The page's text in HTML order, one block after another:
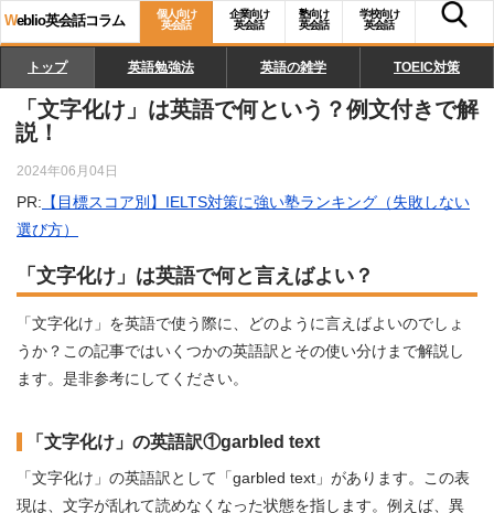
Weblio英会話コラム
個人向け
英会話
企業向け
英会話
塾向け
英会話
学校向け
英会話
トップ 英語勉強法 英語の雑学 TOEIC対策
「文字化け」は英語で何という？例文付きで解
説！
2024年06月04日
PR: 【目標スコア別】IELTS対策に強い塾ランキング（失敗しない
選び方）
「文字化け」は英語で何と言えばよい？
「文字化け」を英語で使う際に、どのように言えばよいのでしょ
うか？この記事ではいくつかの英語訳とその使い分けまで解説し
ます。是非参考にしてください。
「文字化け」の英語訳①garbled text
「文字化け」の英語訳として「garbled text」があります。この表
現は、文字が乱れて読めなくなった状態を指します。例えば、異